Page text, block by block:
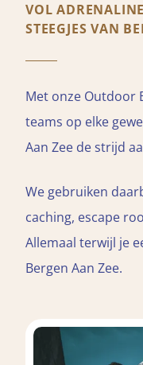
VOL
STEEGJES VAN
Met onze Outdoor
teams op elke
Aan Zee de strijd
We gebruiken
caching, escape
Allemaal terwijl je
Bergen Aan Zee.